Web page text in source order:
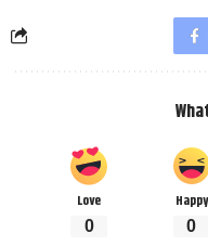
Love
0
Happy
0